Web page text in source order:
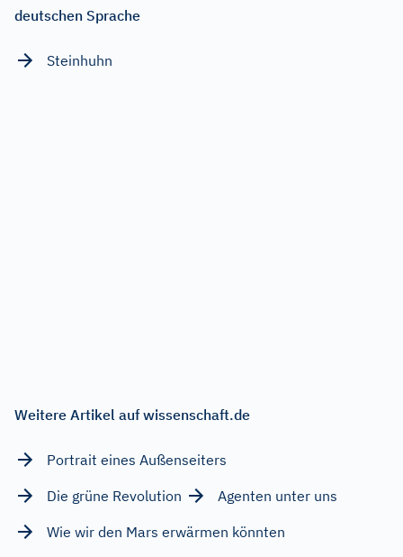
deutschen Sprache
Steinhuhn
Weitere Artikel auf wissenschaft.de
Portrait eines Außenseiters
Die grüne Revolution
Agenten unter uns
Wie wir den Mars erwärmen könnten